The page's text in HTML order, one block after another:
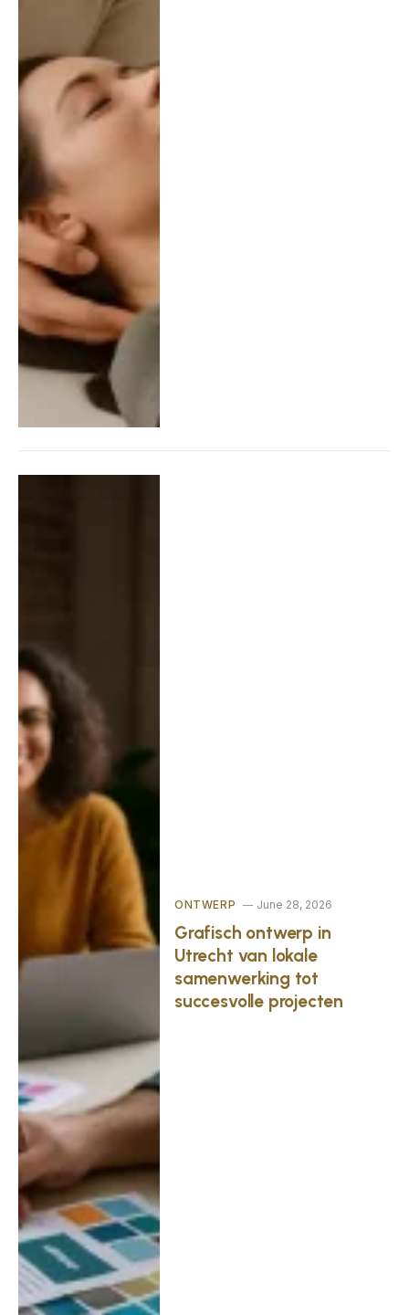
ONTWERP June 28, 2026
Grafisch ontwerp in
Utrecht van lokale
samenwerking tot
succesvolle projecten